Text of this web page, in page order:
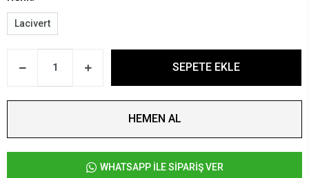
Lacivert
SEPETE EKLE
HEMEN AL
WHATSAPP İLE SİPARİŞ VER